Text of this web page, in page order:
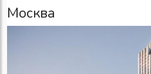
Москва